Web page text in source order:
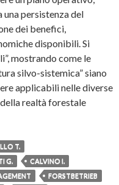
persistenza del
dei benefici,
disponibili. Si
mostrando come le
silvo-sistemica” siano
applicabili nelle diverse
realtà forestale
T.
G.
CALVINO I.
FORSTBETRIEB